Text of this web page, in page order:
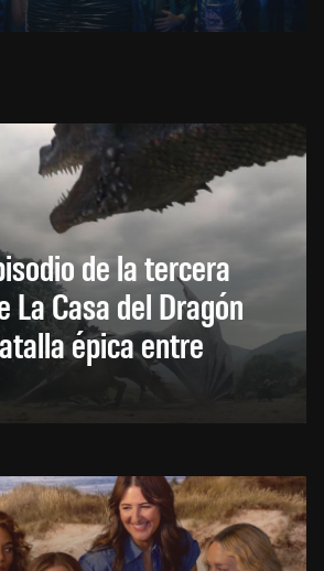
de la tercera
La Casa del Dragón
épica entre